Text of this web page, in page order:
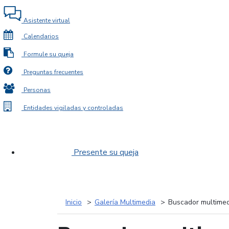
Asistente virtual
Calendarios
Formule su queja
Preguntas frecuentes
Personas
Entidades vigiladas y controladas
Presente su queja
Inicio Galería Multimedia Buscador